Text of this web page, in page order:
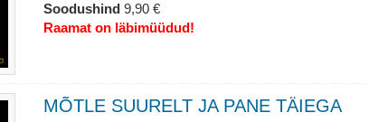
Soodushind 9,90 €
Raamat on läbimüüdud!
MÕTLE SUURELT JA PANE TÄIEGA